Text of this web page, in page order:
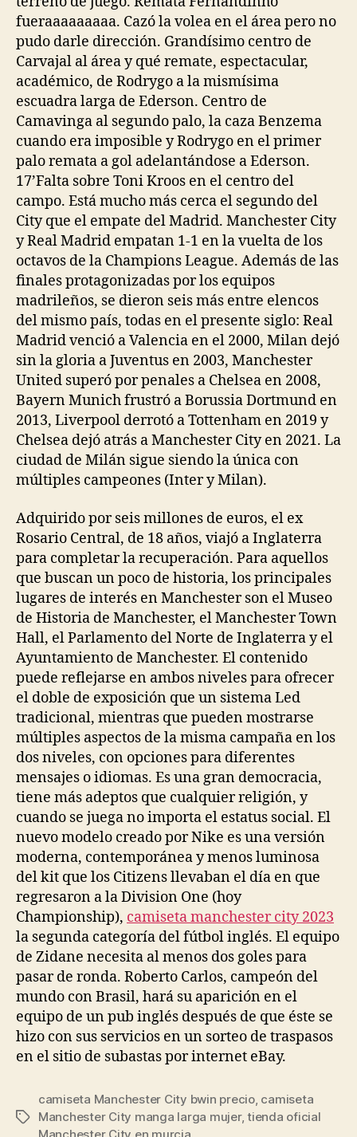
fueraaaaaaaaa. Cazó la volea en el área pero no
pudo darle dirección. Grandísimo centro de
Carvajal al área y qué remate, espectacular,
académico, de Rodrygo a la mismísima
escuadra larga de Ederson. Centro de
Camavinga al segundo palo, la caza Benzema
cuando era imposible y Rodrygo en el primer
palo remata a gol adelantándose a Ederson.
17’Falta sobre Toni Kroos en el centro del
campo. Está mucho más cerca el segundo del
City que el empate del Madrid. Manchester City
y Real Madrid empatan 1-1 en la vuelta de los
octavos de la Champions League. Además de las
finales protagonizadas por los equipos
madrileños, se dieron seis más entre elencos
del mismo país, todas en el presente siglo: Real
Madrid venció a Valencia en el 2000, Milan dejó
sin la gloria a Juventus en 2003, Manchester
United superó por penales a Chelsea en 2008,
Bayern Munich frustró a Borussia Dortmund en
2013, Liverpool derrotó a Tottenham en 2019 y
Chelsea dejó atrás a Manchester City en 2021. La
ciudad de Milán sigue siendo la única con
múltiples campeones (Inter y Milan).
Adquirido por seis millones de euros, el ex
Rosario Central, de 18 años, viajó a Inglaterra
para completar la recuperación. Para aquellos
que buscan un poco de historia, los principales
lugares de interés en Manchester son el Museo
de Historia de Manchester, el Manchester Town
Hall, el Parlamento del Norte de Inglaterra y el
Ayuntamiento de Manchester. El contenido
puede reflejarse en ambos niveles para ofrecer
el doble de exposición que un sistema Led
tradicional, mientras que pueden mostrarse
múltiples aspectos de la misma campaña en los
dos niveles, con opciones para diferentes
mensajes o idiomas. Es una gran democracia,
tiene más adeptos que cualquier religión, y
cuando se juega no importa el estatus social. El
nuevo modelo creado por Nike es una versión
moderna, contemporánea y menos luminosa
del kit que los Citizens llevaban el día en que
regresaron a la Division One (hoy
Championship), camiseta manchester city 2023
la segunda categoría del fútbol inglés. El equipo
de Zidane necesita al menos dos goles para
pasar de ronda. Roberto Carlos, campeón del
mundo con Brasil, hará su aparición en el
equipo de un pub inglés después de que éste se
hizo con sus servicios en un sorteo de traspasos
en el sitio de subastas por internet eBay.
Etiquetas
camiseta Manchester City bwin precio, camiseta
Manchester City manga larga mujer,tienda oficial
Manchester City en murcia